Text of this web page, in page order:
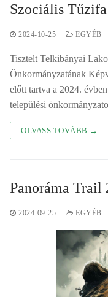
Szociális
2024-10-25 EGYÉB
Tisztelt Telkibányai
Önkormányzatának
előtt tartva a 2024.
települési
OLVASS TOVÁBB →
Panoráma Trail
2024-09-25 EGYÉB